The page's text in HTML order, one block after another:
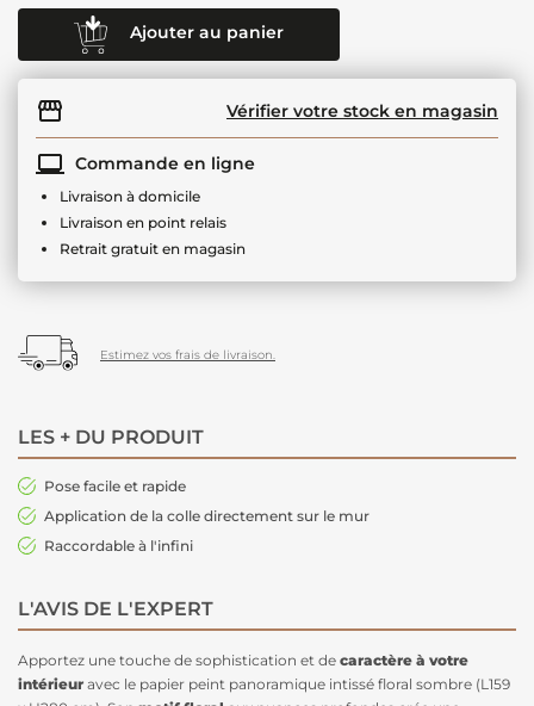
Ajouter au panier
Vérifier votre stock en magasin
Commande en ligne
Livraison à domicile
Livraison en point relais
Retrait gratuit en magasin
Estimez vos frais de livraison.
LES + DU PRODUIT
Pose facile et rapide
Application de la colle directement sur le mur
Raccordable à l'infini
L'AVIS DE L'EXPERT
Apportez une touche de sophistication et de caractère à votre
intérieur avec le papier peint panoramique intissé floral sombre (L159